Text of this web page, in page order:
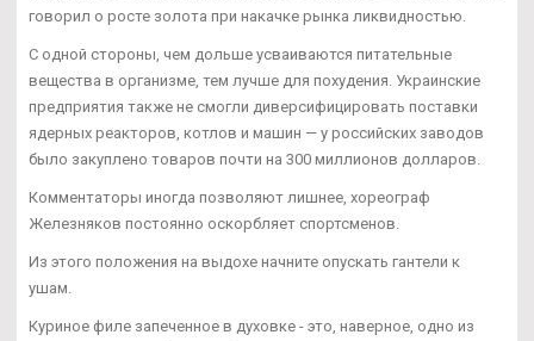
говорил о росте золота при накачке рынка ликвидностью.
С одной стороны, чем дольше усваиваются питательные
вещества в организме, тем лучше для похудения. Украинские
предприятия также не смогли диверсифицировать поставки
ядерных реакторов, котлов и машин — у российских заводов
было закуплено товаров почти на 300 миллионов долларов.
Комментаторы иногда позволяют лишнее, хореограф
Железняков постоянно оскорбляет спортсменов.
Из этого положения на выдохе начните опускать гантели к
ушам.
Куриное филе запеченное в духовке - это, наверное, одно из